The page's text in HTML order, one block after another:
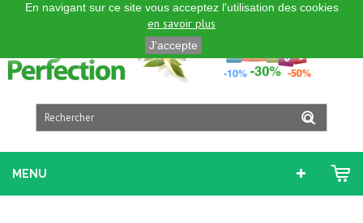
FRANÇAIS
MENU
En navigant sur ce site vous acceptez l'utilisation des cookies
en savoir plus
J'accepte